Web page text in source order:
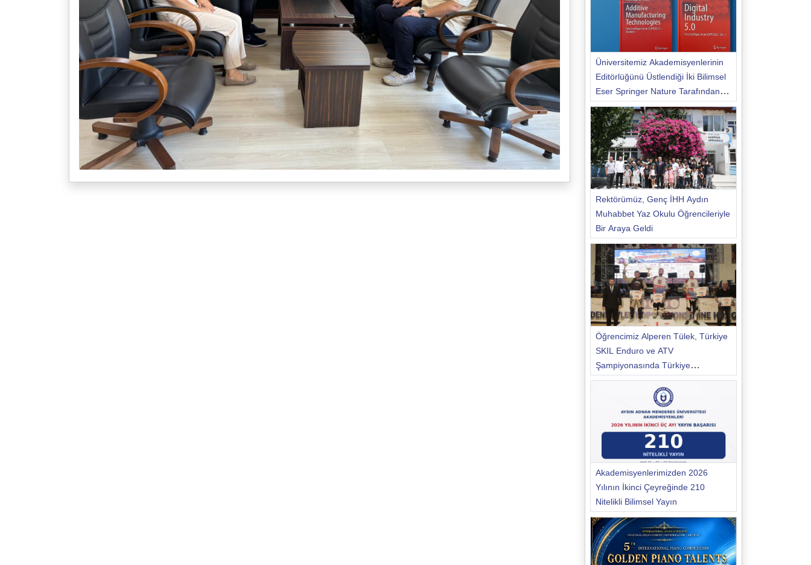
Üniversitemiz Akademisyenlerinin
Editörlüğünü Üstlendiği İki Bilimsel
Eser Springer Nature Tarafından
Yayımlandı
Rektörümüz, Genç İHH Aydın
Muhabbet Yaz Okulu Öğrencileriyle
Bir Araya Geldi
Öğrencimiz Alperen Tülek, Türkiye
SKIL Enduro ve ATV
Şampiyonasında Türkiye
Şampiyonu Oldu
Akademisyenlerimizden 2026
Yılının İkinci Çeyreğinde 210
Nitelikli Bilimsel Yayın